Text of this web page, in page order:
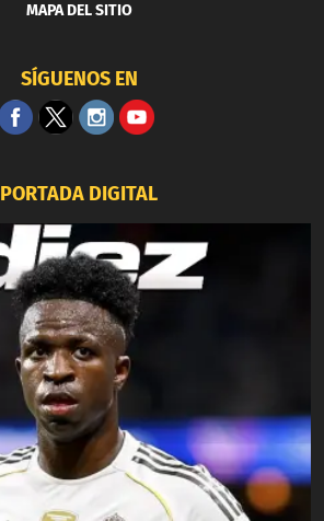
MAPA DEL SITIO
SÍGUENOS EN
PORTADA DIGITAL